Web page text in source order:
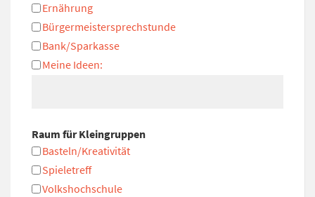
Ernährung
Bürgermeistersprechstunde
Bank/Sparkasse
Meine Ideen:
Raum für Kleingruppen
Basteln/Kreativität
Spieletreff
Volkshochschule